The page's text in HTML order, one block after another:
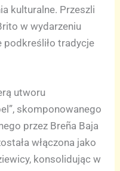
kulturalne. Przeszli
w wydarzeniu
podkreśliło tradycje
utworu
skomponowanego
przez Breña Baja
włączona jako
konsolidując w